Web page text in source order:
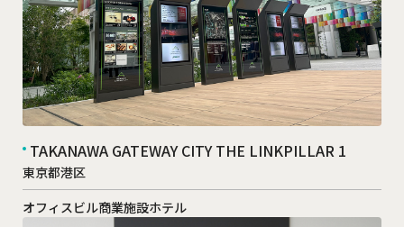
TAKANAWA GATEWAY CITY THE LINKPILLAR 1
東京都港区
オフィスビル商業施設ホテル